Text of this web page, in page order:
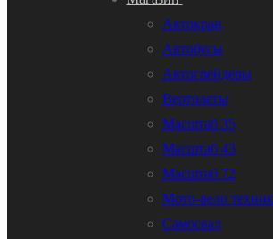
Автокран
Автобусы
Автогрейдеры
Вертолеты
Масштаб 35
Масштаб 43
Масштаб 72
Мото-вело
Самосвал